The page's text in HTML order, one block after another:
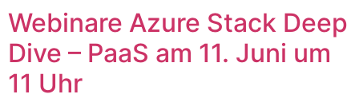
Webinare Azure Stack Deep
Dive – PaaS am 11. Juni um
11 Uhr